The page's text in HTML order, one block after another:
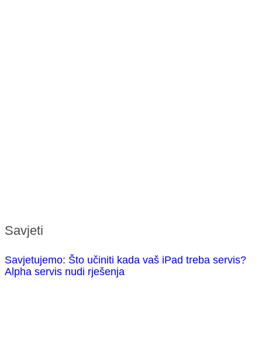
Savjeti
Savjetujemo: Što učiniti kada vaš iPad treba servis?
Alpha servis nudi rješenja